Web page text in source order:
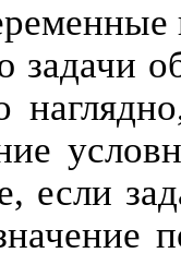
задачи
если